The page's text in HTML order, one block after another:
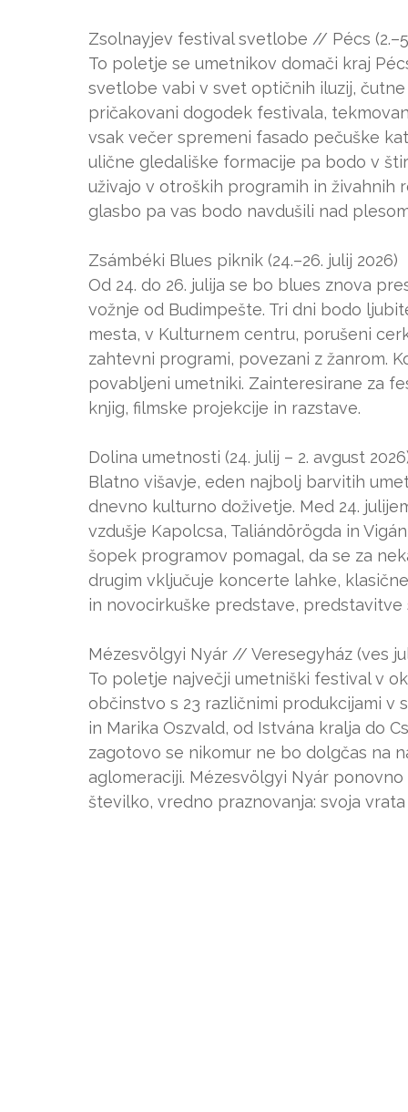
Zsolnayjev festival svetlobe // Pécs
To poletje se umetnikov domači kraj
svetlobe vabi v svet optičnih iluzij,
pričakovani dogodek festivala,
vsak večer spremeni fasado pečuške
ulične gledališke formacije pa bodo v
uživajo v otroških programih in
glasbo pa vas bodo navdušili nad
Zsámbéki Blues piknik (24.–26. julij 2026)
Od 24. do 26. julija se bo blues znova
vožnje od Budimpešte. Tri dni bodo
mesta, v Kulturnem centru, porušeni
zahtevni programi, povezani z žanrom.
povabljeni umetniki. Zainteresirane za
knjig, filmske projekcije in razstave.
Dolina umetnosti (24. julij – 2. avgust
Blatno višavje, eden najbolj barvitih
dnevno kulturno doživetje. Med 24.
vzdušje Kapolcsa, Taliándörögda in
šopek programov pomagal, da se za
drugim vključuje koncerte lahke,
in novocirkuške predstave,
Mézesvölgyi Nyár // Veresegyház (ves
To poletje največji umetniški festival v
občinstvo s 23 različnimi produkcijami v
in Marika Oszvald, od Istvána kralja do
zagotovo se nikomur ne bo dolgčas na
aglomeraciji. Mézesvölgyi Nyár
številko, vredno praznovanja: svoja